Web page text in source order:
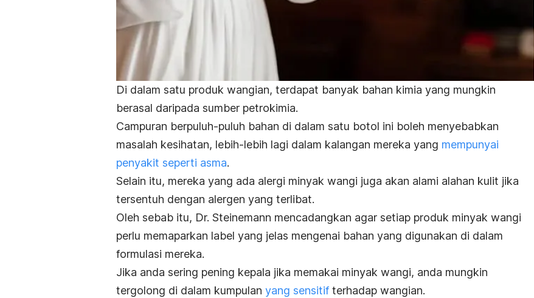
Di dalam satu produk wangian, terdapat banyak bahan kimia yang mungkin
berasal daripada sumber petrokimia.
Campuran berpuluh-puluh bahan di dalam satu botol ini boleh menyebabkan
masalah kesihatan, lebih-lebih lagi dalam kalangan mereka yang mempunyai
penyakit seperti asma.
Selain itu, mereka yang ada alergi minyak wangi juga akan alami alahan kulit jika
tersentuh dengan alergen yang terlibat.
Oleh sebab itu, Dr. Steinemann mencadangkan agar setiap produk minyak wangi
perlu memaparkan label yang jelas mengenai bahan yang digunakan di dalam
formulasi mereka.
Jika anda sering pening kepala jika memakai minyak wangi, anda mungkin
tergolong di dalam kumpulan yang sensitif terhadap wangian.